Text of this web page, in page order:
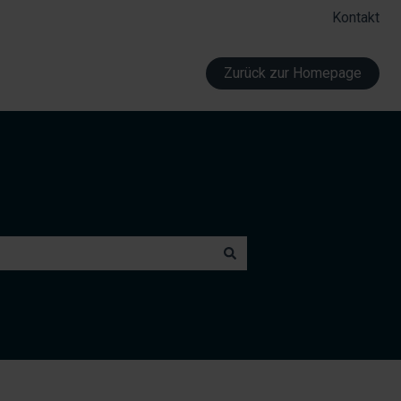
Kontakt
Zurück zur Homepage